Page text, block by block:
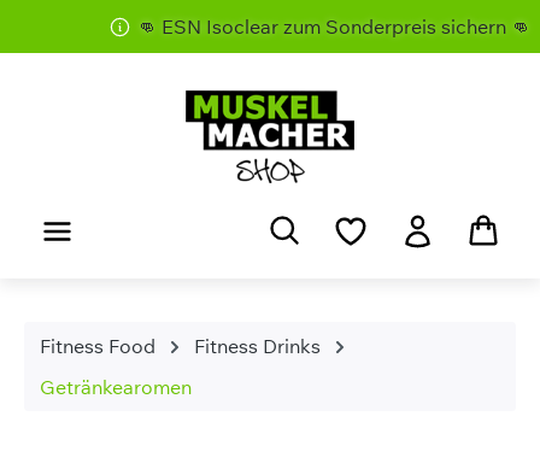
Zum Hauptinhalt springen
👊 ESN Isoclear zum Sonderpreis sichern 👊
Fitness Food
Fitness Drinks
Getränkearomen